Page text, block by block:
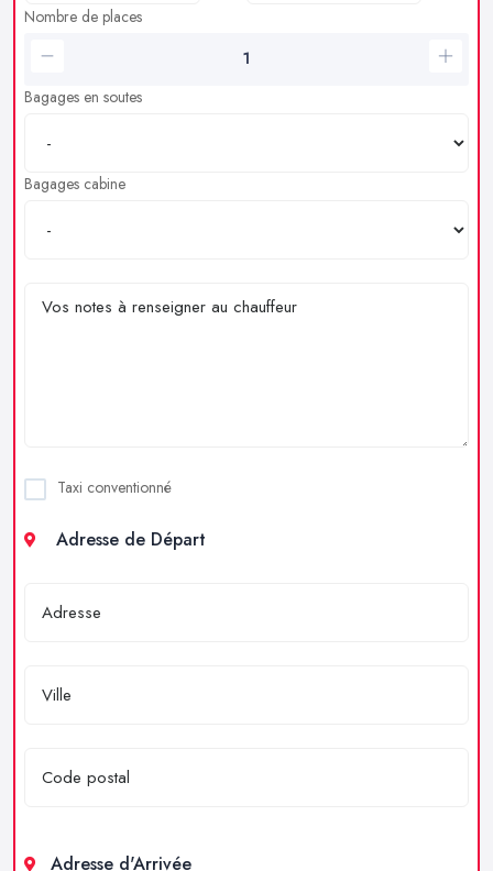
Nombre de places
Bagages en soutes
Bagages cabine
Taxi conventionné
Adresse de Départ
Adresse d'Arrivée